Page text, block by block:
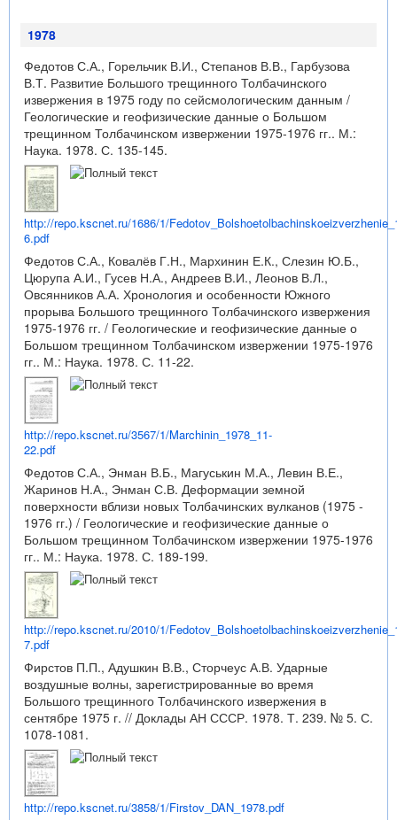
1978
Федотов С.А., Горельчик В.И., Степанов В.В., Гарбузова
В.Т. Развитие Большого трещинного Толбачинского
извержения в 1975 году по сейсмологическим данным /
Геологические и геофизические данные о Большом
трещинном Толбачинском извержении 1975-1976 гг.. М.:
Наука. 1978. С. 135-145.
http://repo.kscnet.ru/1686/1/
6.pdf
Федотов С.А., Ковалёв Г.Н., Мархинин Е.К., Слезин Ю.Б.,
Цюрупа А.И., Гусев Н.А., Андреев В.И., Леонов В.Л.,
Овсянников А.А. Хронология и особенности Южного
прорыва Большого трещинного Толбачинского извержения
1975-1976 гг. / Геологические и геофизические данные о
Большом трещинном Толбачинском извержении 1975-1976
гг.. М.: Наука. 1978. С. 11-22.
http://repo.kscnet.ru/3567/1/Marchinin_1978_11-
22.pdf
Федотов С.А., Энман В.Б., Магуськин М.А., Левин В.Е.,
Жаринов Н.А., Энман С.В. Деформации земной
поверхности вблизи новых Толбачинских вулканов (1975 -
1976 гг.) / Геологические и геофизические данные о
Большом трещинном Толбачинском извержении 1975-1976
гг.. М.: Наука. 1978. С. 189-199.
http://repo.kscnet.ru/2010/1/
7.pdf
Фирстов П.П., Адушкин В.В., Сторчеус А.В. Ударные
воздушные волны, зарегистрированные во время
Большого трещинного Толбачинского извержения в
сентябре 1975 г. // Доклады АН СССР. 1978. Т. 239. № 5. С.
1078-1081.
http://repo.kscnet.ru/3858/1/Firstov_DAN_1978.pdf